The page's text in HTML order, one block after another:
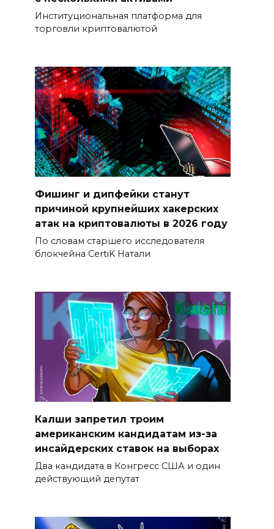
Институциональная платформа для
торговли криптовалютой
Фишинг и дипфейки станут
причиной крупнейших хакерских
атак на криптовалюты в 2026 году
По словам старшего исследователя
блокчейна CertiK Натали
Калши запретил троим
американским кандидатам из-за
инсайдерских ставок на выборах
Два кандидата в Конгресс США и один
действующий депутат